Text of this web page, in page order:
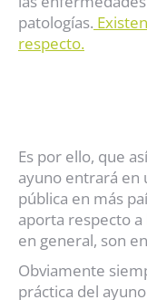
patologías.
respecto.
Es por ello, que
ayuno entrará en
pública en más
aporta respecto
en general, son
Obviamente
práctica del